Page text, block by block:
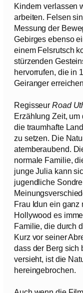
Kindern verlassen
arbeiten. Felsen
Messung der
Gebirges ebenso
einem Felsrutsch
stürzenden
hervorrufen, die in
Geiranger
Regisseur Road
Erzählung Zeit,
die traumhafte
zu setzen. Die
atemberaubend.
normale Familie,
junge Julia kann
jugendliche
Frau Idun ein ganz
Hollywood es
Familie, die durch
Kurz vor seiner
dass der Berg sich
versieht, ist die
hereingebrochen.